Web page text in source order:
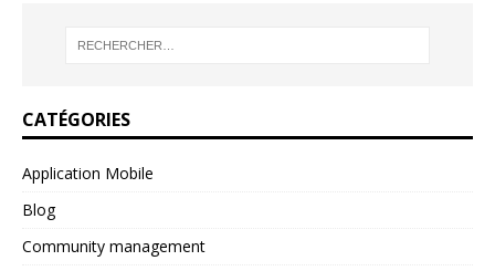
CATÉGORIES
Application Mobile
Blog
Community management